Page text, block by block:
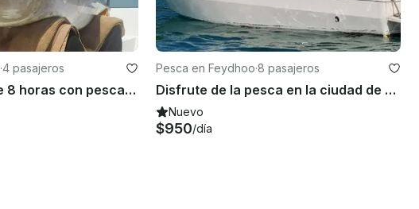
·4 pasajeros
Viaje en barco de 8 horas con pesca para hasta 4 pasajeros en la ciudad de Addu, Maldivas
Pesca en Feydhoo·8 pasajeros
Disfrute de la pesca en la ciudad de Addu, Maldivas, en un arrastrero
Nuevo
$950/día